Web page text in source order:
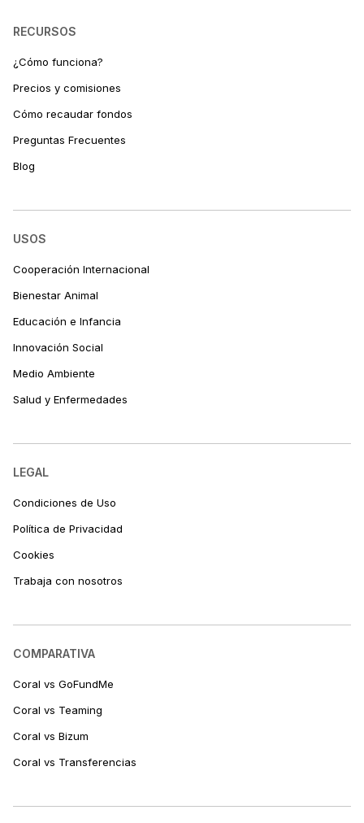
RECURSOS
¿Cómo funciona?
Precios y comisiones
Cómo recaudar fondos
Preguntas Frecuentes
Blog
USOS
Cooperación Internacional
Bienestar Animal
Educación e Infancia
Innovación Social
Medio Ambiente
Salud y Enfermedades
LEGAL
Condiciones de Uso
Política de Privacidad
Cookies
Trabaja con nosotros
COMPARATIVA
Coral vs GoFundMe
Coral vs Teaming
Coral vs Bizum
Coral vs Transferencias